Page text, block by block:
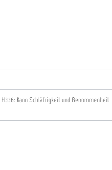
H336: Kann Schläfrigkeit und Benommenheit